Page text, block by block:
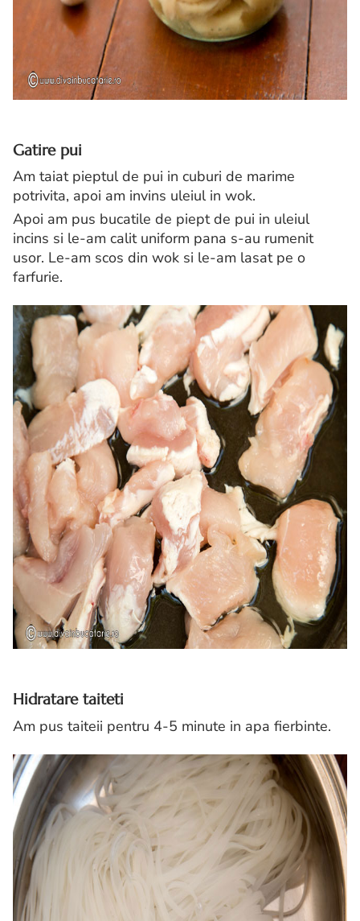
Gatire pui
Am taiat pieptul de pui in cuburi de marime
potrivita, apoi am invins uleiul in wok.
Apoi am pus bucatile de piept de pui in uleiul
incins si le-am calit uniform pana s-au rumenit
usor. Le-am scos din wok si le-am lasat pe o
farfurie.
Hidratare taiteti
Am pus taiteii pentru 4-5 minute in apa fierbinte.